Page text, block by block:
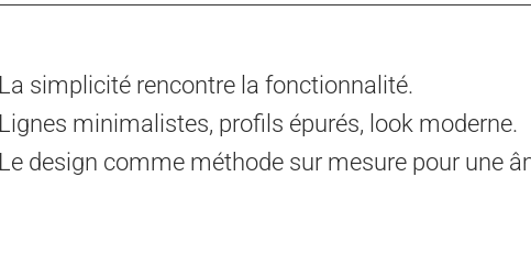
La simplicité rencontre la fonctionnalité.
Lignes minimalistes, profils épurés, look moderne.
Le design comme méthode sur mesure pour une